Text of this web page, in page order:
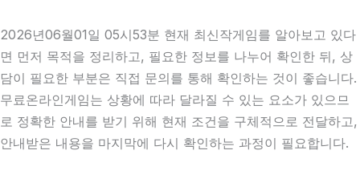
2026년06월01일 05시53분 현재 최신작게임를 알아보고 있다
면 먼저 목적을 정리하고, 필요한 정보를 나누어 확인한 뒤, 상
담이 필요한 부분은 직접 문의를 통해 확인하는 것이 좋습니다.
무료온라인게임는 상황에 따라 달라질 수 있는 요소가 있으므
로 정확한 안내를 받기 위해 현재 조건을 구체적으로 전달하고,
안내받은 내용을 마지막에 다시 확인하는 과정이 필요합니다.